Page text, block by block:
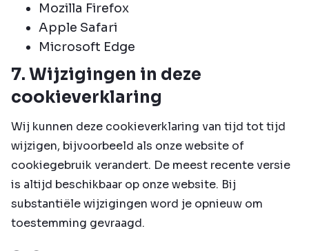
Mozilla Firefox
Apple Safari
Microsoft Edge
7. Wijzigingen in deze
cookieverklaring
Wij kunnen deze cookieverklaring van tijd tot tijd
wijzigen, bijvoorbeeld als onze website of
cookiegebruik verandert. De meest recente versie
is altijd beschikbaar op onze website. Bij
substantiële wijzigingen word je opnieuw om
toestemming gevraagd.